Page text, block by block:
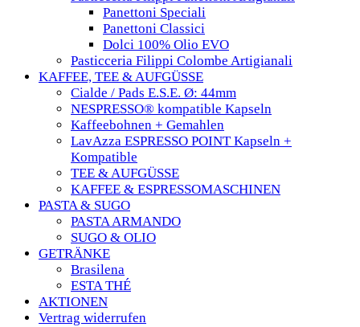
Panettoni Speciali
Panettoni Classici
Dolci 100% Olio EVO
Pasticceria Filippi Colombe Artigianali
KAFFEE, TEE & AUFGÜSSE
Cialde / Pads E.S.E. Ø: 44mm
NESPRESSO® kompatible Kapseln
Kaffeebohnen + Gemahlen
LavAzza ESPRESSO POINT Kapseln +
Kompatible
TEE & AUFGÜSSE
KAFFEE & ESPRESSOMASCHINEN
PASTA & SUGO
PASTA ARMANDO
SUGO & OLIO
GETRÄNKE
Brasilena
ESTA THÉ
AKTIONEN
Vertrag widerrufen